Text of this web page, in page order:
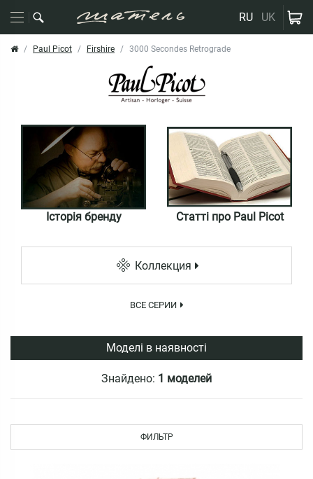
RU UK
Paul Picot Firshire 3000 Secondes Retrograde
Історія бренду Статті про Paul Picot
Коллекция
ВСЕ СЕРИИ
Моделі в наявності
Знайдено: 1 моделей
ФИЛЬТР